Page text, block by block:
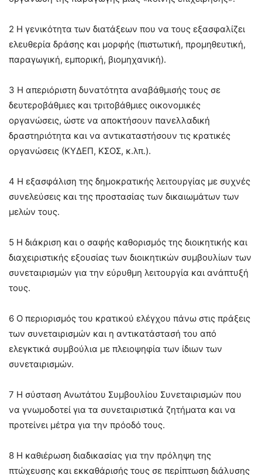
2 Η γενικότητα των διατάξεων που να τους εξασφαλίζει
ελευθερία δράσης και μορφής (πιστωτική, προμηθευτική,
παραγωγική, εμπορική, βιομηχανική).
3 Η απεριόριστη δυνατότητα αναβάθμισής τους σε
δευτεροβάθμιες και τριτοβάθμιες οικονομικές
οργανώσεις, ώστε να αποκτήσουν πανελλαδική
δραστηριότητα και να αντικαταστήσουν τις κρατικές
οργανώσεις (ΚΥΔΕΠ, ΚΣΟΣ, κ.λπ.).
4 Η εξασφάλιση της δημοκρατικής λειτουργίας με συχνές
συνελεύσεις και της προστασίας των δικαιωμάτων των
μελών τους.
5 Η διάκριση και ο σαφής καθορισμός της διοικητικής και
διαχειριστικής εξουσίας των διοικητικών συμβουλίων των
συνεταιρισμών για την εύρυθμη λειτουργία και ανάπτυξή
τους.
6 Ο περιορισμός του κρατικού ελέγχου πάνω στις πράξεις
των συνεταιρισμών και η αντικατάστασή του από
ελεγκτικά συμβούλια με πλειοψηφία των ίδιων των
συνεταιρισμών.
7 Η σύσταση Ανωτάτου Συμβουλίου Συνεταιρισμών που
να γνωμοδοτεί για τα συνεταιριστικά ζητήματα και να
προτείνει μέτρα για την πρόοδό τους.
8 Η καθιέρωση διαδικασίας για την πρόληψη της
πτώχευσης και εκκαθάρισής τους σε περίπτωση διάλυσης